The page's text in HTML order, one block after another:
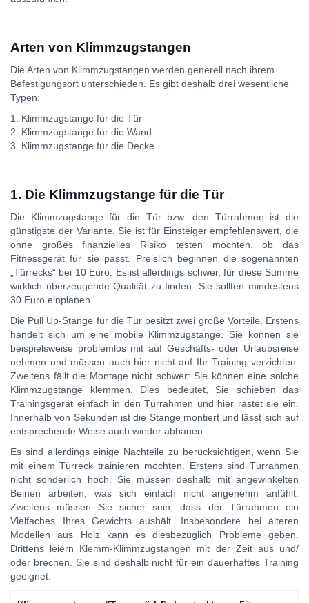
Arten von Klimmzugstangen
Die Arten von Klimmzugstangen werden generell nach ihrem
Befestigungsort unterschieden. Es gibt deshalb drei wesentliche
Typen:
1. Klimmzugstange für die Tür
2. Klimmzugstange für die Wand
3. Klimmzugstange für die Decke
1. Die Klimmzugstange für die Tür
Die Klimmzugstange für die Tür bzw. den Türrahmen ist die
günstigste der Variante. Sie ist für Einsteiger empfehlenswert, die
ohne großes finanzielles Risiko testen möchten, ob das
Fitnessgerät für sie passt. Preislich beginnen die sogenannten
„Türrecks“ bei 10 Euro. Es ist allerdings schwer, für diese Summe
wirklich überzeugende Qualität zu finden. Sie sollten mindestens
30 Euro einplanen.
Die Pull Up-Stange für die Tür besitzt zwei große Vorteile. Erstens
handelt sich um eine mobile Klimmzugstange. Sie können sie
beispielsweise problemlos mit auf Geschäfts- oder Urlaubsreise
nehmen und müssen auch hier nicht auf Ihr Training verzichten.
Zweitens fällt die Montage nicht schwer: Sie können eine solche
Klimmzugstange klemmen. Dies bedeutet, Sie schieben das
Trainingsgerät einfach in den Türrahmen und hier rastet sie ein.
Innerhalb von Sekunden ist die Stange montiert und lässt sich auf
entsprechende Weise auch wieder abbauen.
Es sind allerdings einige Nachteile zu berücksichtigen, wenn Sie
mit einem Türreck trainieren möchten. Erstens sind Türrahmen
nicht sonderlich hoch. Sie müssen deshalb mit angewinkelten
Beinen arbeiten, was sich einfach nicht angenehm anfühlt.
Zweitens müssen Sie sicher sein, dass der Türrahmen ein
Vielfaches Ihres Gewichts aushält. Insbesondere bei älteren
Modellen aus Holz kann es diesbezüglich Probleme geben.
Drittens leiern Klemm-Klimmzugstangen mit der Zeit aus und/
oder brechen. Sie sind deshalb nicht für ein dauerhaftes Training
geeignet.